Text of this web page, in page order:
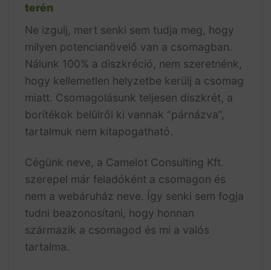
terén
Ne izgulj, mert senki sem tudja meg, hogy
milyen potencianövelő van a csomagban.
Nálunk 100% a diszkréció, nem szeretnénk,
hogy kellemetlen helyzetbe kerülj a csomag
miatt. Csomagolásunk teljesen diszkrét, a
borítékok belülről ki vannak “párnázva”,
tartalmuk nem kitapogatható.
Cégünk neve, a Camelot Consulting Kft.
szerepel már feladóként a csomagon és
nem a webáruház neve. Így senki sem fogja
tudni beazonosítani, hogy honnan
származik a csomagod és mi a valós
tartalma.